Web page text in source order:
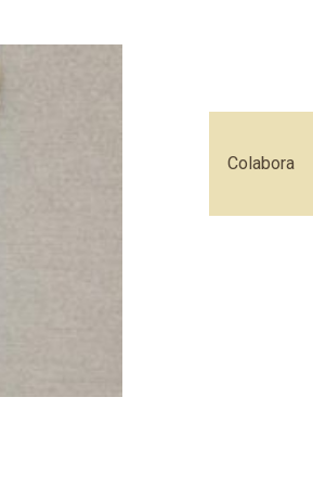
Colabora